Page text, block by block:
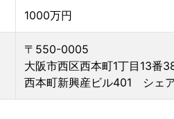
1000万円
〒550-0005
大阪市西区西本町1丁目13番
西本町新興産ビル401 シェ